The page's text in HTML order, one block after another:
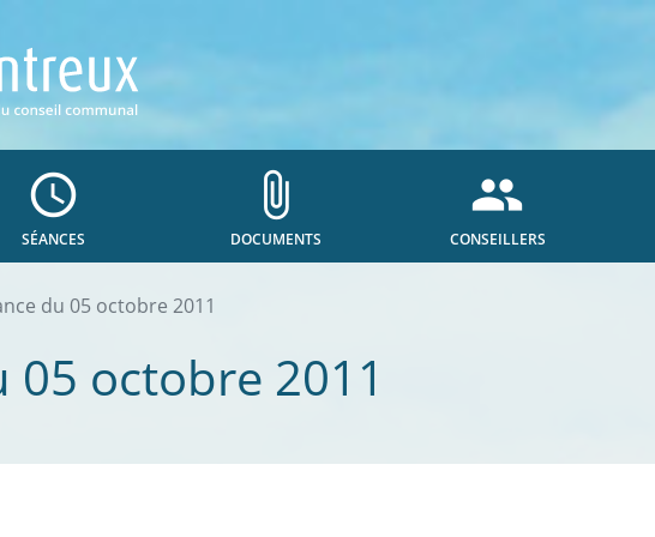
access_time
SÉANCES
attach_file
DOCUMENTS
people
CONSEILLERS
du 05 octobre 2011
05 octobre 2011